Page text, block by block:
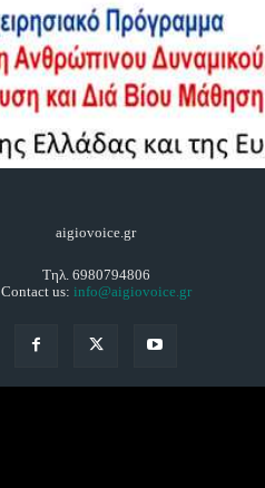
aigiovoice.gr
Τηλ. 6980794806
Contact us: info@aigiovoice.gr